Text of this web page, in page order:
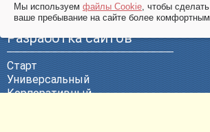
Разработка сайтов
Старт
Универсальный
Корпоративный
Мы используем файлы Cookie, чтобы сделать
ваше пребывание на сайте более комфортным